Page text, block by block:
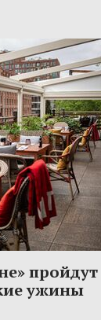
пройдут
ужины